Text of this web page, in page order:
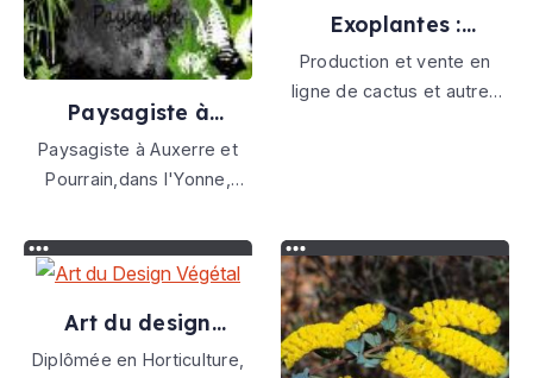
Paysagiste à
auxerre et pourrain
dans l'yonne
Paysagiste à Auxerre et
Pourrain,dans l'Yonne,
réalise vos jardins,
bassins, et terrasses bois,
entretiens
Exoplantes :
producteur de
cactus
Production et vente en
ligne de cactus et autres
Art du design
végétal
Diplômée en Horticulture,